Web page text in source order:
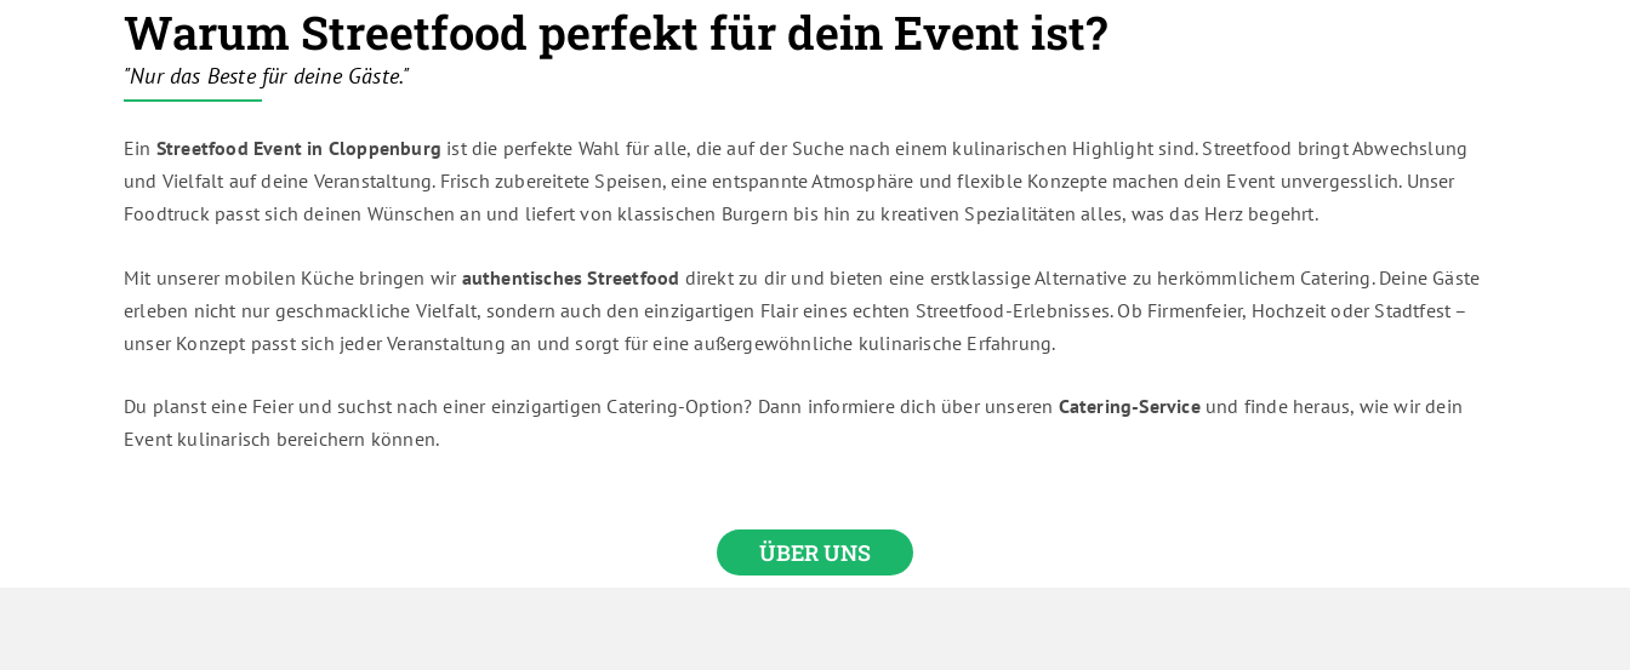
Warum Streetfood perfekt für dein Event ist?
"Nur das Beste für deine Gäste."
Ein Streetfood Event in Cloppenburg ist die perfekte Wahl für alle, die auf der Suche nach einem kulinarischen Highlight sind. Streetfood bringt Abwechslung
und Vielfalt auf deine Veranstaltung. Frisch zubereitete Speisen, eine entspannte Atmosphäre und flexible Konzepte machen dein Event unvergesslich. Unser
Foodtruck passt sich deinen Wünschen an und liefert von klassischen Burgern bis hin zu kreativen Spezialitäten alles, was das Herz begehrt.
Mit unserer mobilen Küche bringen wir authentisches Streetfood direkt zu dir und bieten eine erstklassige Alternative zu herkömmlichem Catering. Deine Gäste
erleben nicht nur geschmackliche Vielfalt, sondern auch den einzigartigen Flair eines echten Streetfood-Erlebnisses. Ob Firmenfeier, Hochzeit oder Stadtfest –
unser Konzept passt sich jeder Veranstaltung an und sorgt für eine außergewöhnliche kulinarische Erfahrung.
Du planst eine Feier und suchst nach einer einzigartigen Catering-Option? Dann informiere dich über unseren Catering-Serviceund finde heraus, wie wir dein
Event kulinarisch bereichern können.
ÜBER UNS